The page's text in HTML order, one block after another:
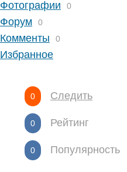
Фотографии 0
Форум 0
Комменты 0
Избранное
0 Следить
0 Рейтинг
0 Популярность